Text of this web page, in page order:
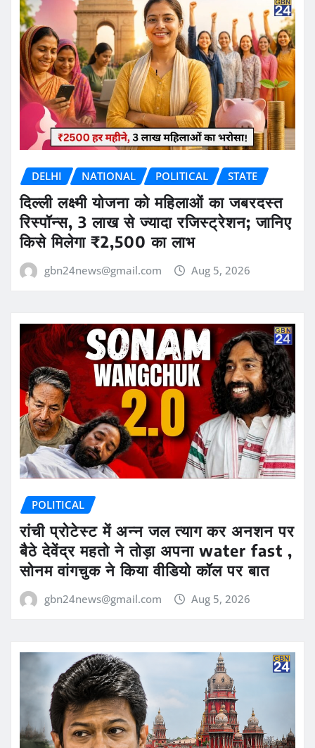
DELHI NATIONAL POLITICAL STATE
दिल्ली लक्ष्मी योजना को महिलाओं का जबरदस्त
रिस्पॉन्स, 3 लाख से ज्यादा रजिस्ट्रेशन; जानिए
किसे मिलेगा ₹2,500 का लाभ
gbn24news@gmail.com Aug 5, 2026
POLITICAL
रांची प्रोटेस्ट में अन्न जल त्याग कर अनशन पर
बैठे देवेंद्र महतो ने तोड़ा अपना water fast ,
सोनम वांगचुक ने किया वीडियो कॉल पर बात
gbn24news@gmail.com Aug 5, 2026